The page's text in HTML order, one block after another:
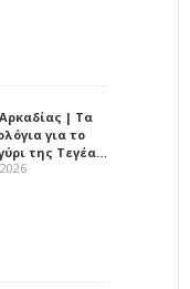
| Τα
για το
της Τεγέα…